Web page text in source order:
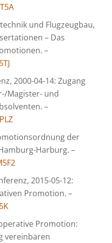
und Flugzeugbau,
– Das
–
2000-04-14: Zugang
Magister- und
–
der
Harburg. –
2015-05-12:
Promotion. –
Promotion:
vereinbaren